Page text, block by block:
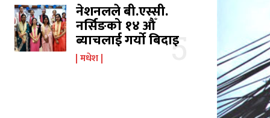
नेशनलले बी.एस्सी.
नर्सिङको १४ औँ
ब्याचलाई गर्यो बिदाइ
मधेश